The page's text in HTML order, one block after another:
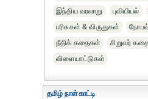
இந்திய வரலாறு
புவியியல்
பரிசுகள் & விருதுகள்
நோபல்
நீதிக் கதைகள்
சிறுவர்
விளையாட்டுகள்
தமிழ் நாள்காட்டி